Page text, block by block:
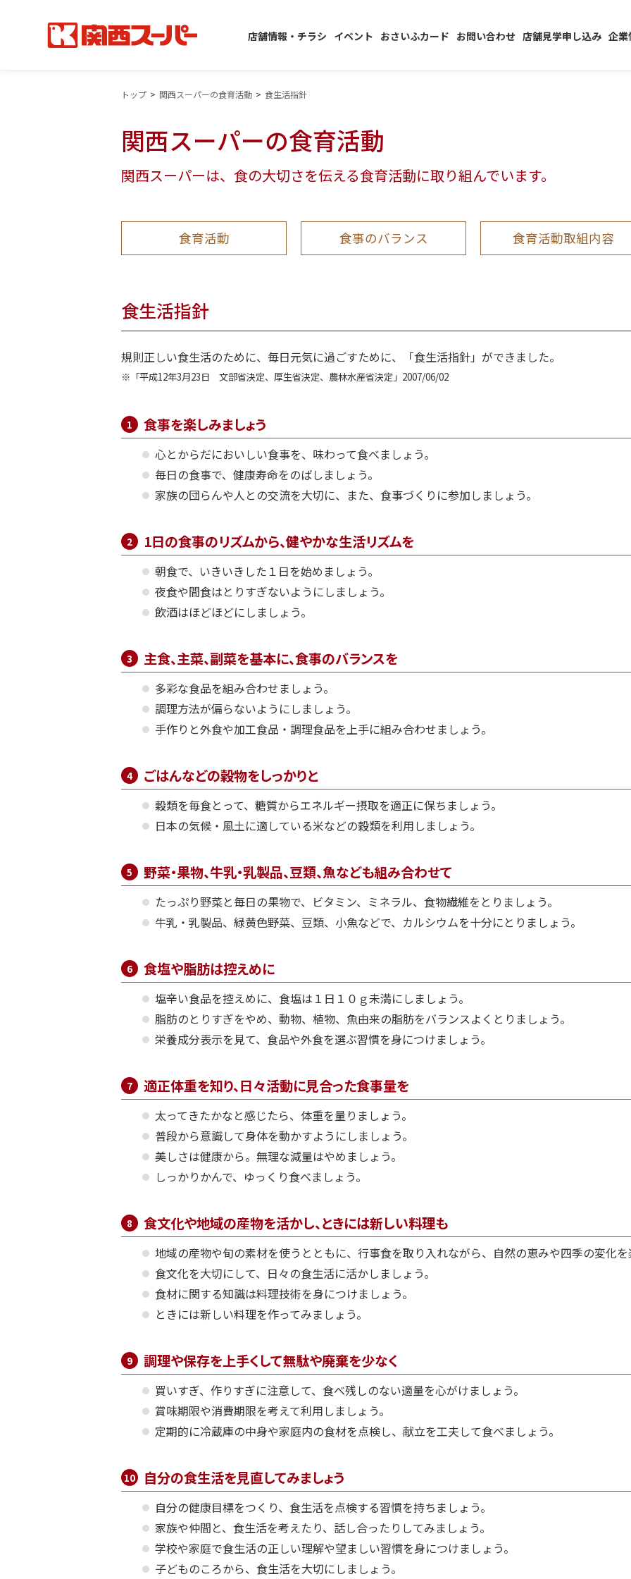
店舗情報・チラシ イベント おさいふカード お問い合わせ 店舗見学申し込み 企業
トップ 関西スーパーの食育活動 食生活指針
関西スーパーの食育活動
関西スーパーは、食の大切さを伝える食育活動に取り組んでいます。
食育活動 食事のバランス 食育活動取組内容
食生活指針
規則正しい食生活のために、毎日元気に過ごすために、「食生活指針」ができました。
「平成12年3月23日 文部省決定、厚生省決定、農林水産省決定」2007/06/02
食事を楽しみましょう
心とからだにおいしい食事を、味わって食べましょう。
毎日の食事で、健康寿命をのばしましょう。
家族の団らんや人との交流を大切に、また、食事づくりに参加しましょう。
1日の食事のリズムから、健やかな生活リズムを
朝食で、いきいきした１日を始めましょう。
夜食や間食はとりすぎないようにしましょう。
飲酒はほどほどにしましょう。
主食、主菜、副菜を基本に、食事のバランスを
多彩な食品を組み合わせましょう。
調理方法が偏らないようにしましょう。
手作りと外食や加工食品・調理食品を上手に組み合わせましょう。
ごはんなどの穀物をしっかりと
穀類を毎食とって、糖質からエネルギー摂取を適正に保ちましょう。
日本の気候・風土に適している米などの穀類を利用しましょう。
野菜・果物、牛乳・乳製品、豆類、魚なども組み合わせて
たっぷり野菜と毎日の果物で、ビタミン、ミネラル、食物繊維をとりましょう。
牛乳・乳製品、緑黄色野菜、豆類、小魚などで、カルシウムを十分にとりましょう。
食塩や脂肪は控えめに
塩辛い食品を控えめに、食塩は１日１０ｇ未満にしましょう。
脂肪のとりすぎをやめ、動物、植物、魚由来の脂肪をバランスよくとりましょう。
栄養成分表示を見て、食品や外食を選ぶ習慣を身につけましょう。
適正体重を知り、日々活動に見合った食事量を
太ってきたかなと感じたら、体重を量りましょう。
普段から意識して身体を動かすようにしましょう。
美しさは健康から。無理な減量はやめましょう。
しっかりかんで、ゆっくり食べましょう。
食文化や地域の産物を活かし、ときには新しい料理も
地域の産物や旬の素材を使うとともに、行事食を取り入れながら、自然の恵みや四季の変化を
食文化を大切にして、日々の食生活に活かしましょう。
食材に関する知識は料理技術を身につけましょう。
ときには新しい料理を作ってみましょう。
調理や保存を上手くして無駄や廃棄を少なく
買いすぎ、作りすぎに注意して、食べ残しのない適量を心がけましょう。
賞味期限や消費期限を考えて利用しましょう。
定期的に冷蔵庫の中身や家庭内の食材を点検し、献立を工夫して食べましょう。
自分の食生活を見直してみましょう
自分の健康目標をつくり、食生活を点検する習慣を持ちましょう。
家族や仲間と、食生活を考えたり、話し合ったりしてみましょう。
学校や家庭で食生活の正しい理解や望ましい習慣を身につけましょう。
子どものころから、食生活を大切にしましょう。